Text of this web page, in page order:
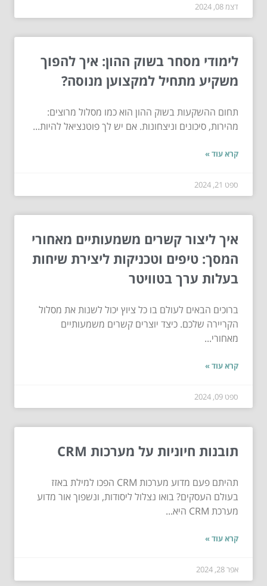
דצמ 08, 2024
לימודי מסחר בשוק ההון: איך להפוך
משקיע מתחיל למקצוען מנוסה?
תחום ההשקעות בשוק ההון הוא כמו מסלול מרוצים:
מהירות, סיכונים וניצחונות. אם יש לך פוטנציאל להיות...
קרא עוד »
ספט 21, 2024
איך ליצור קשרים משמעותיים מאחורי
המסך: טיפים וטכניקות ליצירת שיחות
בעלות ערך בטוויטר
ברוכים הבאים לעולם בו כל ציוץ יכול לשנות את מסלול
הקריירה שלכם. כיצד יוצרים קשרים משמעותיים
מאחורי...
קרא עוד »
ספט 09, 2024
תובנות חיוניות על מערכות CRM
תהיתם פעם מדוע מערכות CRM הפכו למילת באזז
בעולם העסקים? בואו נצלול ליסודות, ונשפוך אור מדוע
מערכת CRM היא...
קרא עוד »
אפר 28, 2024